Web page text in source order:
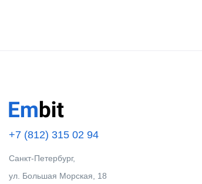
+7 (812) 315 02 94
Санкт-Петербург,
ул. Большая Морская, 18